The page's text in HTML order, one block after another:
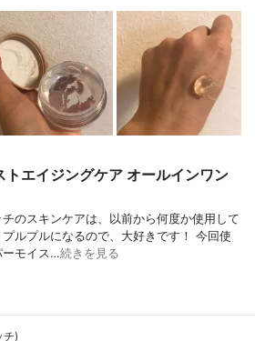
トエイジングケア オールインワン
のスキンケアは、以前から何度か使用して
ルプルになるので、大好きです！ 今回使
ーモイス…続きを見る
チ)